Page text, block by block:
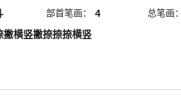
部首笔画： 4
总笔画
撇横竖撇捺捺捺横竖